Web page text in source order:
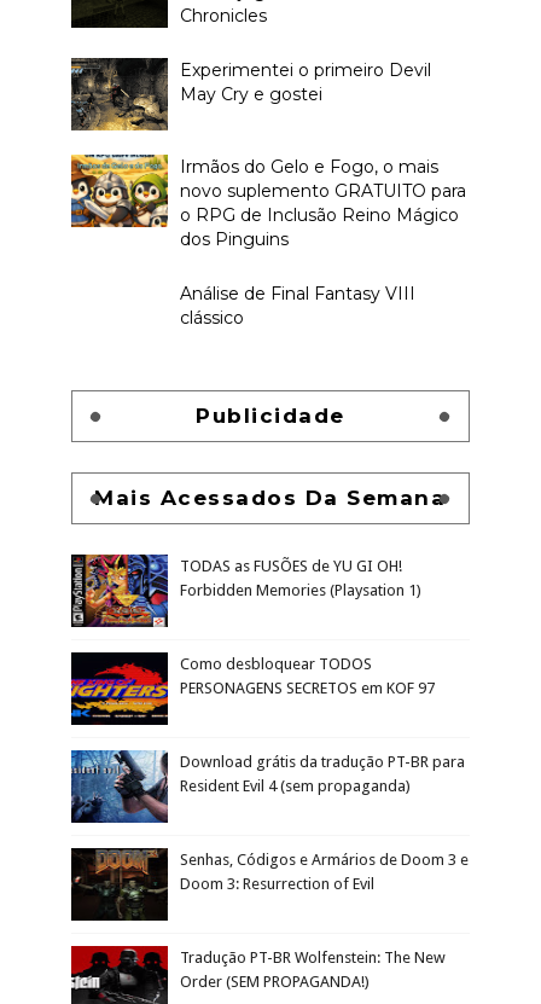
Chronicles
Experimentei o primeiro Devil
May Cry e gostei
Irmãos do Gelo e Fogo, o mais
novo suplemento GRATUITO para
o RPG de Inclusão Reino Mágico
dos Pinguins
Análise de Final Fantasy VIII
clássico
Publicidade
Mais Acessados Da Semana
TODAS as FUSÕES de YU GI OH!
Forbidden Memories (Playsation 1)
Como desbloquear TODOS
PERSONAGENS SECRETOS em KOF 97
Download grátis da tradução PT-BR para
Resident Evil 4 (sem propaganda)
Senhas, Códigos e Armários de Doom 3 e
Doom 3: Resurrection of Evil
Tradução PT-BR Wolfenstein: The New
Order (SEM PROPAGANDA!)